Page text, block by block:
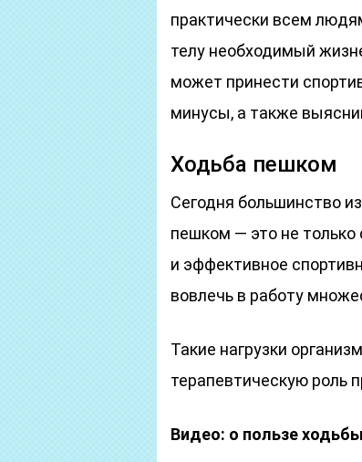
практически всем
телу необходимый
может принести
минусы, а также
Ходьба пешком
Сегодня большинство
пешком — это не только
и эффективное
вовлечь в работу
Такие нагрузки
терапевтическую роль
Видео: о пользе ходьбы